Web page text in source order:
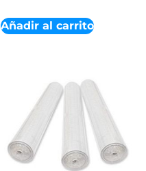
Añadir al carrito